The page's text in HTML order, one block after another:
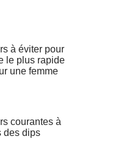
à éviter pour
le plus rapide
une femme
courantes à
des dips